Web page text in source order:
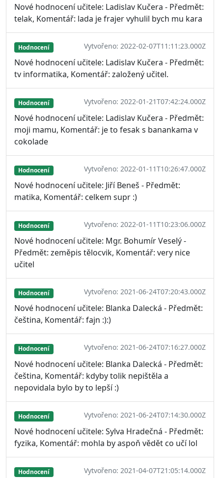
Nové hodnocení učitele: Ladislav Kučera - Předmět:
telak, Komentář: lada je frajer vyhulil bych mu kara
Hodnocení Vytvořeno: 2022-02-07T11:11:23.000Z
Nové hodnocení učitele: Ladislav Kučera - Předmět:
tv informatika, Komentář: založený učitel.
Hodnocení Vytvořeno: 2022-01-21T07:42:24.000Z
Nové hodnocení učitele: Ladislav Kučera - Předmět:
moji mamu, Komentář: je to fesak s banankama v
cokolade
Hodnocení Vytvořeno: 2022-01-11T10:26:47.000Z
Nové hodnocení učitele: Jiří Beneš - Předmět:
matika, Komentář: celkem supr :)
Hodnocení Vytvořeno: 2022-01-11T10:23:06.000Z
Nové hodnocení učitele: Mgr. Bohumír Veselý -
Předmět: zeměpis tělocvik, Komentář: very nice
učitel
Hodnocení Vytvořeno: 2021-06-24T07:20:43.000Z
Nové hodnocení učitele: Blanka Dalecká - Předmět:
čeština, Komentář: fajn :):)
Hodnocení Vytvořeno: 2021-06-24T07:16:27.000Z
Nové hodnocení učitele: Blanka Dalecká - Předmět:
čeština, Komentář: kdyby tolik nepištěla a
nepovidala bylo by to lepší :)
Hodnocení Vytvořeno: 2021-06-24T07:14:30.000Z
Nové hodnocení učitele: Sylva Hradečná - Předmět:
fyzika, Komentář: mohla by aspoň vědět co učí lol
Hodnocení Vytvořeno: 2021-04-07T21:05:14.000Z